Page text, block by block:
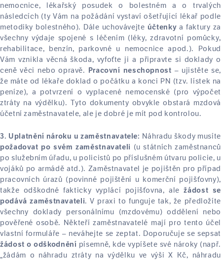
nemocnice, lékařský posudek o bolestném a o trvalých
následcích (ty Vám na požádání vystaví ošetřující lékař podle
metodiky bolestného). Dále uchovávejte účtenky a faktury za
všechny výdaje spojené s léčením (léky, zdravotní pomůcky,
rehabilitace, benzín, parkovné u nemocnice apod.). Pokud
Vám vznikla věcná škoda, vyfoťte ji a připravte si doklady o
ceně věci nebo opravě. Pracovní neschopnost – ujistěte se,
že máte od lékaře doklad o počátku a konci PN (tzv. lístek na
peníze), a potvrzení o vyplacené nemocenské (pro výpočet
ztráty na výdělku). Tyto dokumenty obvykle obstará mzdová
účetní zaměstnavatele, ale je dobré je mít pod kontrolou.
3. Uplatnění nároku u zaměstnavatele: Náhradu škody musíte
požadovat po svém zaměstnavateli (u státních zaměstnanců
po služebním úřadu, u policistů po příslušném útvaru policie, u
vojáků po armádě atd.). Zaměstnavatel je pojištěn pro případ
pracovních úrazů (povinné pojištění u komerční pojišťovny),
takže odškodné fakticky vyplácí pojišťovna, aležádost se
podává zaměstnavateli. V praxi to funguje tak, že předložíte
všechny doklady personálnímu (mzdovému) oddělení nebo
pověřené osobě. Někteří zaměstnavatelé mají pro tento účel
vlastní formuláře – neváhejte se zeptat. Doporučuje se sepsat
žádost o odškodnění písemně, kde vypíšete své nároky (např.
„žádám o náhradu ztráty na výdělku ve výši X Kč, náhradu